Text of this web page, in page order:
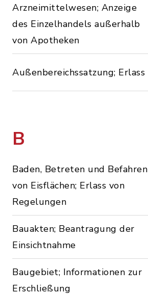
Arzneimittelwesen; Anzeige
des Einzelhandels außerhalb
von Apotheken
Außenbereichssatzung; Erlass
B
Baden, Betreten und Befahren
von Eisflächen; Erlass von
Regelungen
Bauakten; Beantragung der
Einsichtnahme
Baugebiet; Informationen zur
Erschließung